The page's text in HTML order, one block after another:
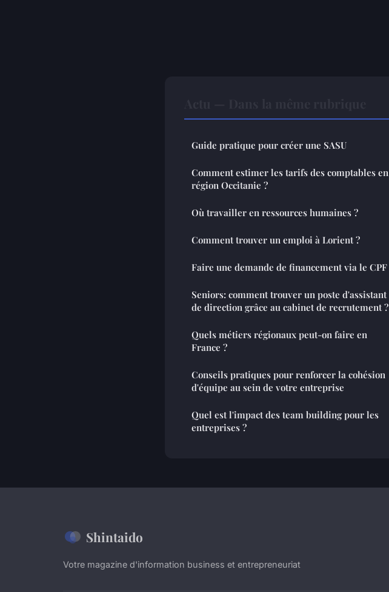
Guide pratique pour créer une SASU
Comment estimer les tarifs des comptables en
région Occitanie ?
Où travailler en ressources humaines ?
Comment trouver un emploi à Lorient ?
Faire une demande de financement via le CPF
Seniors: comment trouver un poste d'assistant
de direction grâce au cabinet de recrutement ?
Quels métiers régionaux peut-on faire en
France ?
Conseils pratiques pour renforcer la cohésion
d'équipe au sein de votre entreprise
Quel est l'impact des team building pour les
entreprises ?
Shintaido
Votre magazine d'information business et entrepreneuriat